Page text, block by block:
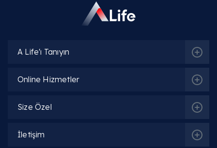
Fizik Muayene ve Nörolojik Değerlendirme
MR ve İleri Tanı Yöntemleri Neden Önemlidir?
Konservatif (İlaç ve Fizik Tedavi) Seçenekleri
A Life'ı Tanıyın
Online Hizmetler
Size Özel
İletişim